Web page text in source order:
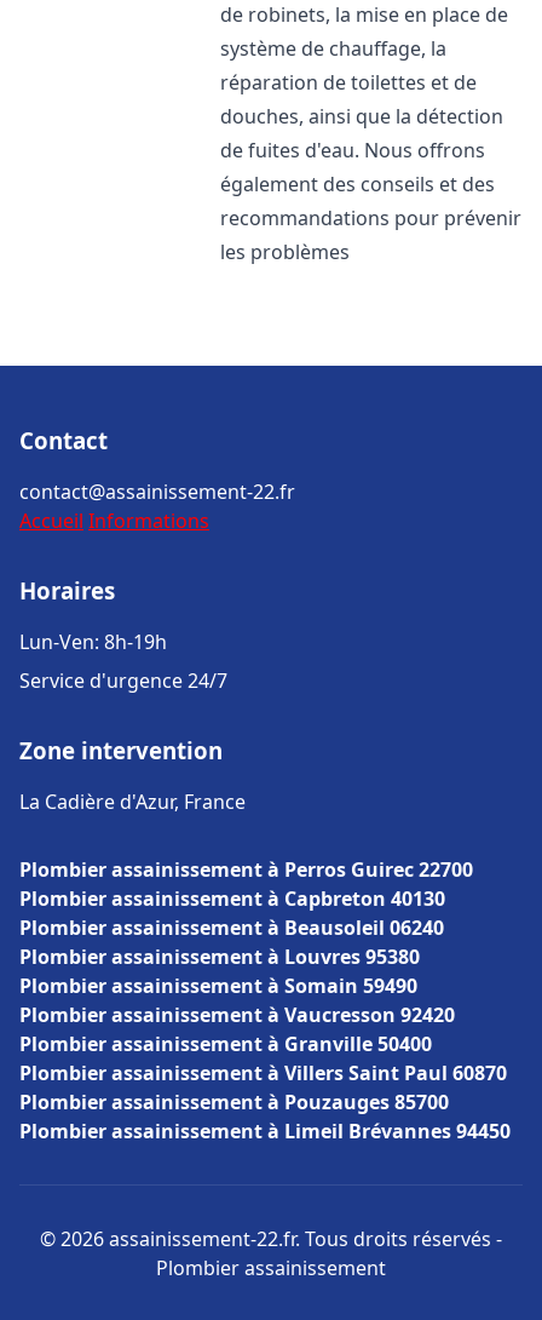
de robinets, la mise en place de
système de chauffage, la
réparation de toilettes et de
douches, ainsi que la détection
de fuites d'eau. Nous offrons
également des conseils et des
recommandations pour prévenir
les problèmes
Contact
contact@assainissement-22.fr
Accueil Informations
Horaires
Lun-Ven: 8h-19h
Service d'urgence 24/7
Zone intervention
La Cadière d'Azur, France
Plombier assainissement à Perros Guirec 22700
Plombier assainissement à Capbreton 40130
Plombier assainissement à Beausoleil 06240
Plombier assainissement à Louvres 95380
Plombier assainissement à Somain 59490
Plombier assainissement à Vaucresson 92420
Plombier assainissement à Granville 50400
Plombier assainissement à Villers Saint Paul 60870
Plombier assainissement à Pouzauges 85700
Plombier assainissement à Limeil Brévannes 94450
© 2026 assainissement-22.fr. Tous droits réservés -
Plombier assainissement